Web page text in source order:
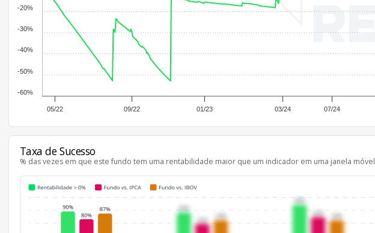
05/22 09/22 01/23 03/24 07/24
-60%
-50%
-40%
-30%
-20%
Taxa de Sucesso
% das vezes em que este fundo tem uma rentabilidade maior que um indicador em uma janela móvel